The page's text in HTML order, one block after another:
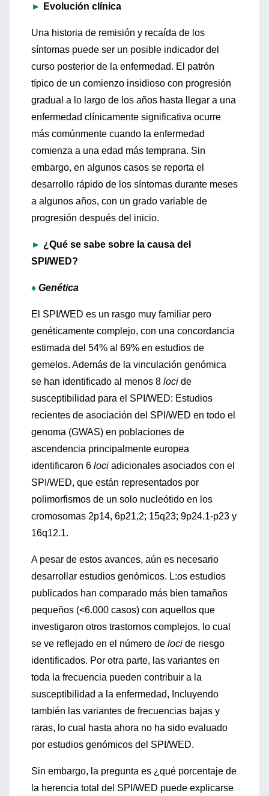
► Evolución clínica
Una historia de remisión y recaída de los
síntomas puede ser un posible indicador del
curso posterior de la enfermedad. El patrón
típico de un comienzo insidioso con progresión
gradual a lo largo de los años hasta llegar a una
enfermedad clínicamente significativa ocurre
más comúnmente cuando la enfermedad
comienza a una edad más temprana. Sin
embargo, en algunos casos se reporta el
desarrollo rápido de los síntomas durante meses
a algunos años, con un grado variable de
progresión después del inicio.
► ¿Qué se sabe sobre la causa del
SPI/WED?
♦ Genética
El SPI/WED es un rasgo muy familiar pero
genéticamente complejo, con una concordancia
estimada del 54% al 69% en estudios de
gemelos. Además de la vinculación genómica
se han identificado al menos 8 loci de
susceptibilidad para el SPI/WED: Estudios
recientes de asociación del SPI/WED en todo el
genoma (GWAS) en poblaciones de
ascendencia principalmente europea
identificaron 6 loci adicionales asociados con el
SPI/WED, que están representados por
polimorfismos de un solo nucleótido en los
cromosomas 2p14, 6p21,2; 15q23; 9p24.1-p23 y
16q12.1.
A pesar de estos avances, aún es necesario
desarrollar estudios genómicos. L:os estudios
publicados han comparado más bien tamaños
pequeños (<6.000 casos) con aquellos que
investigaron otros trastornos complejos, lo cual
se ve reflejado en el número de loci de riesgo
identificados. Por otra parte, las variantes en
toda la frecuencia pueden contribuir a la
susceptibilidad a la enfermedad, Incluyendo
también las variantes de frecuencias bajas y
raras, lo cual hasta ahora no ha sido evaluado
por estudios genómicos del SPI/WED.
Sin embargo, la pregunta es ¿qué porcentaje de
la herencia total del SPI/WED puede explicarse